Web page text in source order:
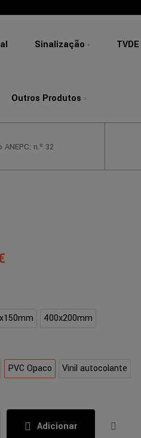
Sinalização TVDE
Outros Produtos
ANEPC: n.º 32
400x200mm
PVC Opaco Vinil autocolante
Adicionar